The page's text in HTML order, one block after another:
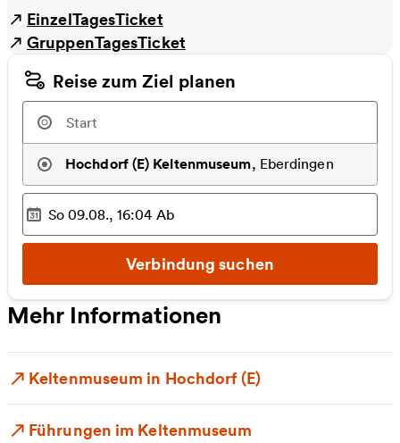
EinzelTagesTicket
GruppenTagesTicket
Reise zum Ziel planen
Hochdorf (E) Keltenmuseum, Eberdingen
Ausgewählter Zeitpunkt
So 09.08., 16:04 Ab
Verbindung suchen
Mehr Informationen
Keltenmuseum in Hochdorf (E)
Führungen im Keltenmuseum